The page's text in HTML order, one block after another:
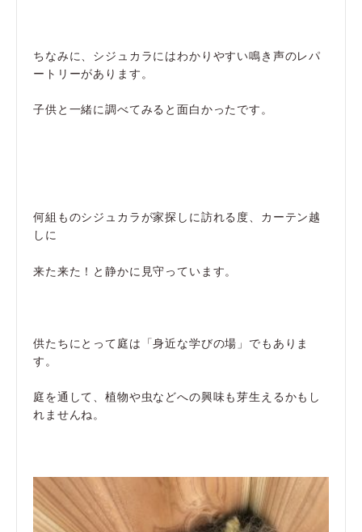
ちなみに、シジュカラにはわかりやすい鳴き声のレパ
ートリーがあります。
子供と一緒に調べてみると面白かったです。
何組ものシジュカラが家探しに訪れる度、カーテン越
しに
来た来た！と静かに見守っています。
供たちにとって庭は「身近な学びの場」でもありま
す。
庭を通して、植物や虫などへの興味も芽生えるかもし
れませんね。